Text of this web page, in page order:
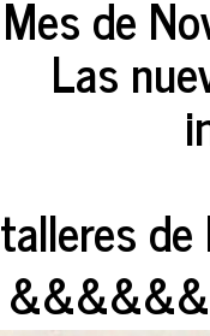
Mes de
Las
talleres de